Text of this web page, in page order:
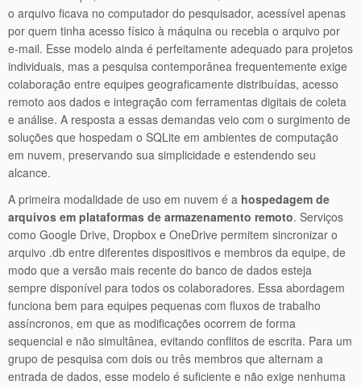
o arquivo ficava no computador do pesquisador, acessível apenas
por quem tinha acesso físico à máquina ou recebia o arquivo por
e-mail. Esse modelo ainda é perfeitamente adequado para projetos
individuais, mas a pesquisa contemporânea frequentemente exige
colaboração entre equipes geograficamente distribuídas, acesso
remoto aos dados e integração com ferramentas digitais de coleta
e análise. A resposta a essas demandas veio com o surgimento de
soluções que hospedam o SQLite em ambientes de computação
em nuvem, preservando sua simplicidade e estendendo seu
alcance.
A primeira modalidade de uso em nuvem é a hospedagem de
arquivos em plataformas de armazenamento remoto. Serviços
como Google Drive, Dropbox e OneDrive permitem sincronizar o
arquivo .db entre diferentes dispositivos e membros da equipe, de
modo que a versão mais recente do banco de dados esteja
sempre disponível para todos os colaboradores. Essa abordagem
funciona bem para equipes pequenas com fluxos de trabalho
assíncronos, em que as modificações ocorrem de forma
sequencial e não simultânea, evitando conflitos de escrita. Para um
grupo de pesquisa com dois ou três membros que alternam a
entrada de dados, esse modelo é suficiente e não exige nenhuma